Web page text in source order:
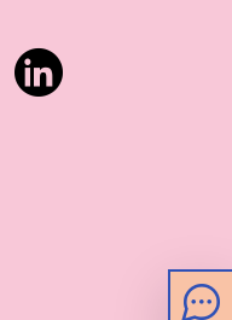
LinkedIn